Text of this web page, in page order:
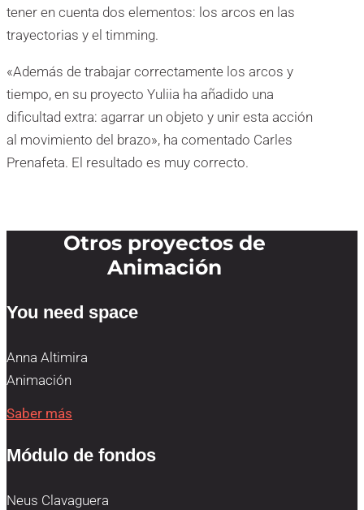
tener en cuenta dos elementos: los arcos en las
trayectorias y el timming.
«Además de trabajar correctamente los arcos y
tiempo, en su proyecto Yuliia ha añadido una
dificultad extra: agarrar un objeto y unir esta acción
al movimiento del brazo», ha comentado Carles
Prenafeta. El resultado es muy correcto.
Otros proyectos de
Animación
You need space
Anna Altimira
Animación
Saber más
Módulo de fondos
Neus Clavaguera